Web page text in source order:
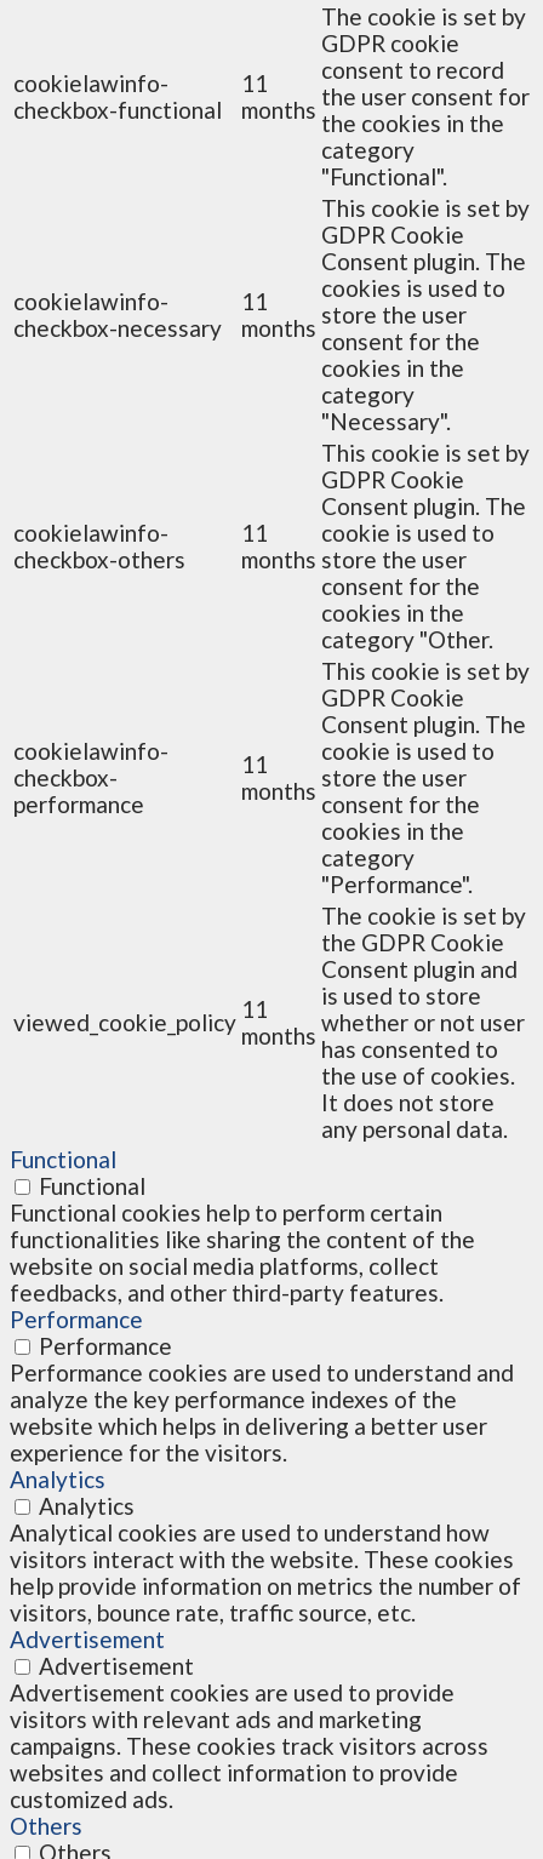
cookielawinfo-
checkbox-functional
11
months
The cookie is set by
GDPR cookie
consent to record
the user consent for
the cookies in the
category
"Functional".
cookielawinfo-
checkbox-necessary
11
months
This cookie is set by
GDPR Cookie
Consent plugin. The
cookies is used to
store the user
consent for the
cookies in the
category
"Necessary".
cookielawinfo-
checkbox-others
11
months
This cookie is set by
GDPR Cookie
Consent plugin. The
cookie is used to
store the user
consent for the
cookies in the
category "Other.
cookielawinfo-
checkbox-
performance
11
months
This cookie is set by
GDPR Cookie
Consent plugin. The
cookie is used to
store the user
consent for the
cookies in the
category
"Performance".
viewed_cookie_policy 11
months
The cookie is set by
the GDPR Cookie
Consent plugin and
is used to store
whether or not user
has consented to
the use of cookies.
It does not store
any personal data.
Functional
Functional
Functional cookies help to perform certain
functionalities like sharing the content of the
website on social media platforms, collect
feedbacks, and other third-party features.
Performance
Performance
Performance cookies are used to understand and
analyze the key performance indexes of the
website which helps in delivering a better user
experience for the visitors.
Analytics
Analytics
Analytical cookies are used to understand how
visitors interact with the website. These cookies
help provide information on metrics the number of
visitors, bounce rate, traffic source, etc.
Advertisement
Advertisement
Advertisement cookies are used to provide
visitors with relevant ads and marketing
campaigns. These cookies track visitors across
websites and collect information to provide
customized ads.
Others
Others